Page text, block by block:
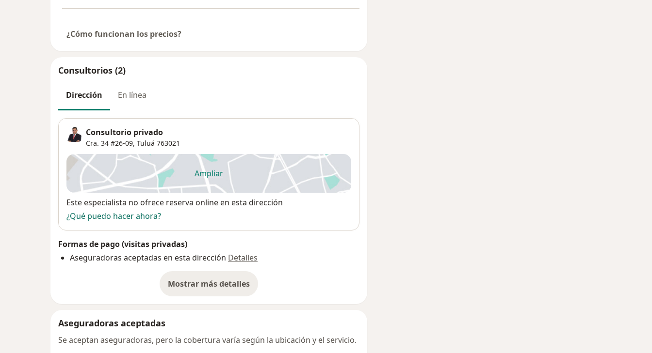
¿Cómo funcionan los precios?
Consultorios (2)
Dirección En línea
Consultorio privado
Cra. 34 #26-09, Tuluá 763021
Ampliarse abre en una nueva pestaña
Disponibilidad
Este especialista no ofrece reserva online en esta dirección
¿Qué puedo hacer ahora?
Formas de pago (visitas privadas)
Aseguradoras aceptadas en esta dirección Detalles
Mostrar más detalles
sobre la dirección
Aseguradoras aceptadas
Se aceptan aseguradoras, pero la cobertura varía según la ubicación y el servicio.